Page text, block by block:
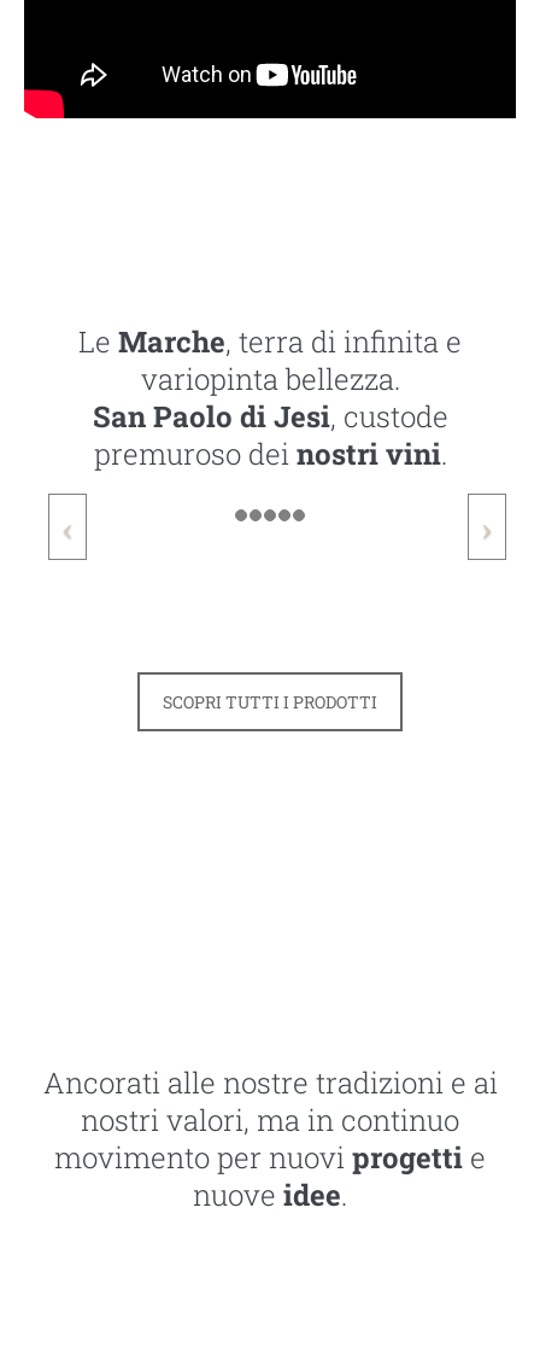
Le Marche, terra di infinita e
variopinta bellezza.
San Paolo di Jesi, custode
premuroso deinostri vini.
SCOPRI TUTTI I PRODOTTI
Ancorati alle nostre tradizioni e ai
nostri valori, ma in continuo
movimento per nuoviprogetti e
nuove idee.